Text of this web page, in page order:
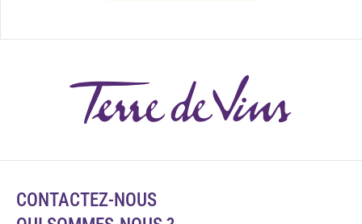
CONTACTEZ-NOUS